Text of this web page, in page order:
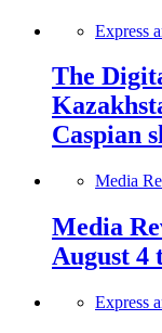
Express
The
Caspian
Media
Media
August 4
Express